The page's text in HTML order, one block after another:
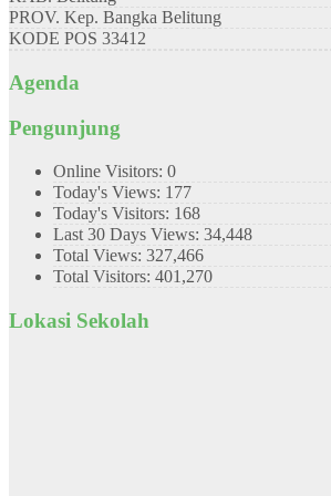
PROV. Kep. Bangka Belitung
KODE POS 33412
Agenda
Pengunjung
Online Visitors: 0
Today's Views: 177
Today's Visitors: 168
Last 30 Days Views: 34,448
Total Views: 327,466
Total Visitors: 401,270
Lokasi Sekolah